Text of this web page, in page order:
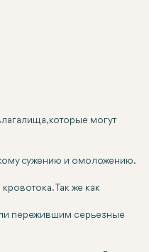
которые могут
сужению и омоложению.
Так же как
пережившим серьезные